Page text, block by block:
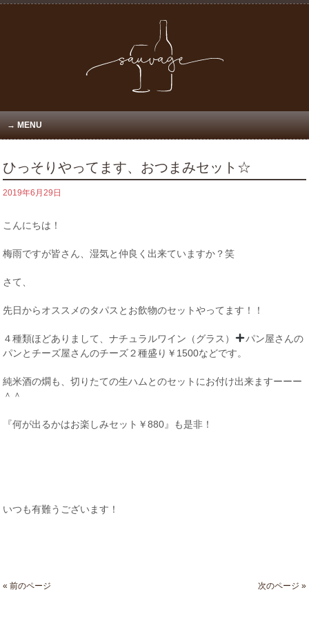
MENU
ひっそりやってます、おつまみセット☆
2019年6月29日
こんにちは！
梅雨ですが皆さん、湿気と仲良く出来ていますか？笑
さて、
先日からオススメのタパスとお飲物のセットやってます！！
４種類ほどありまして、ナチュラルワイン（グラス）
パン屋さんの
パンとチーズ屋さんのチーズ２種盛り￥1500などです。
純米酒の燗も、切りたての生ハムとのセットにお付け出来ますーーー
＾＾
『何が出るかはお楽しみセット￥880』も是非！
いつも有難うございます！
« 前のページ 次のページ »